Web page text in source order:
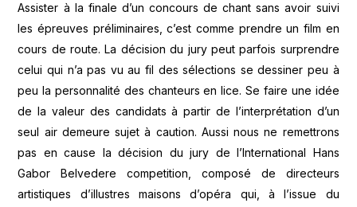
Assister à la finale d’un concours de chant sans avoir suivi
les épreuves préliminaires, c’est comme prendre un film en
cours de route. La décision du jury peut parfois surprendre
celui qui n’a pas vu au fil des sélections se dessiner peu à
peu la personnalité des chanteurs en lice. Se faire une idée
de la valeur des candidats à partir de l’interprétation d’un
seul air demeure sujet à caution. Aussi nous ne remettrons
pas en cause la décision du jury de l’International Hans
Gabor Belvedere competition, composé de directeurs
artistiques d’illustres maisons d’opéra qui, à l’issue du